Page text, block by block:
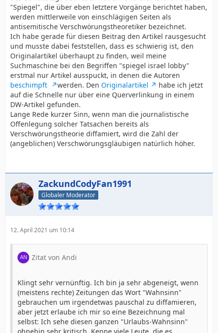
"Spiegel", die über eben letztere Vorgänge berichtet haben,
werden mittlerweile von einschlägigen Seiten als
antisemitische Verschwörungstheoretiker bezeichnet.
Ich habe gerade für diesen Beitrag den Artikel rausgesucht
und musste dabei feststellen, dass es schwierig ist, den
Originalartikel überhaupt zu finden, weil meine
Suchmaschine bei den Begriffen "spiegel israel lobby"
erstmal nur Artikel ausspuckt, in denen die Autoren
beschimpft
werden. Den Originalartikel
habe ich jetzt
auf die Schnelle nur über eine Querverlinkung in einem
DW-Artikel gefunden.
Lange Rede kurzer Sinn, wenn man die journalistische
Offenlegung solcher Tatsachen bereits als
Verschwörungstheorie diffamiert, wird die Zahl der
(angeblichen) Verschwörungsgläubigen natürlich höher.
ZackundCodyFan1991
Globaler Moderator
12. April 2021 um 10:14
Zitat von Andi
Klingt sehr vernünftig. Ich bin ja sehr abgeneigt, wenn
(meistens rechte) Zeitungen das Wort "Wahnsinn"
gebrauchen um irgendetwas pauschal zu diffamieren,
aber jetzt erlaube ich mir so eine Bezeichnung mal
selbst: Ich sehe diesen ganzen "Urlaubs-Wahnsinn"
ohnehin sehr kritisch. Kenne viele Leute, die es